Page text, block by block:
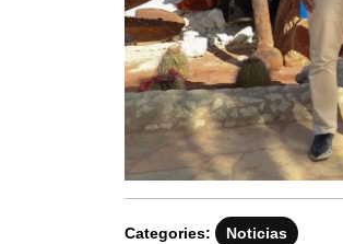
Categories: Noticias